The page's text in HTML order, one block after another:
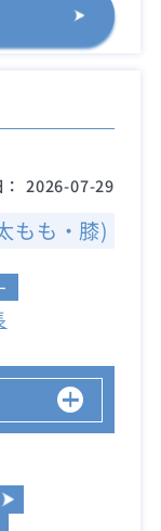
2026-07-29
もも・膝)